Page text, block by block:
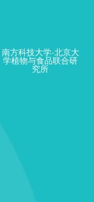
南方科技大学-北京大
学植物与食品联合研
究所